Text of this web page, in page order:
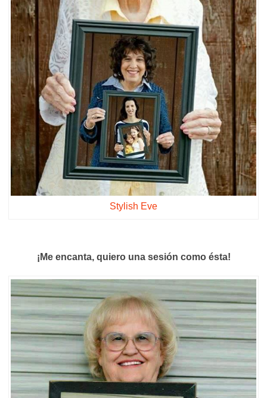
Stylish Eve
¡Me encanta, quiero una sesión como ésta!